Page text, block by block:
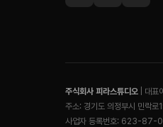
주식회사 피라스튜디오 | 대표
주소: 경기도 의정부시 민락
사업자 등록번호: 623-87-